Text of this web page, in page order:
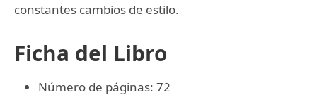
constantes cambios de estilo.
Ficha del Libro
Número de páginas: 72